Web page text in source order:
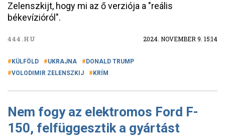
Zelenszkijt, hogy mi az ő verziója a "reális
békevízióról".
444.HU 2024. NOVEMBER 9. 15:14
KÜLFÖLD UKRAJNA
DONALD TRUMP
VOLODIMIR ZELENSZKIJ
KRÍM
Nem fogy az elektromos Ford F-
150, felfüggesztik a gyártást